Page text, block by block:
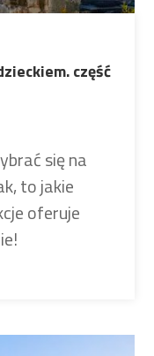
część
się na
to jakie
oferuje